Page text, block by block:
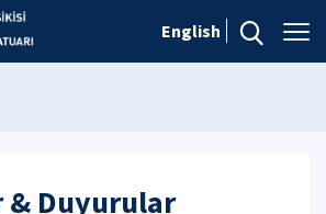
English
& Duyurular